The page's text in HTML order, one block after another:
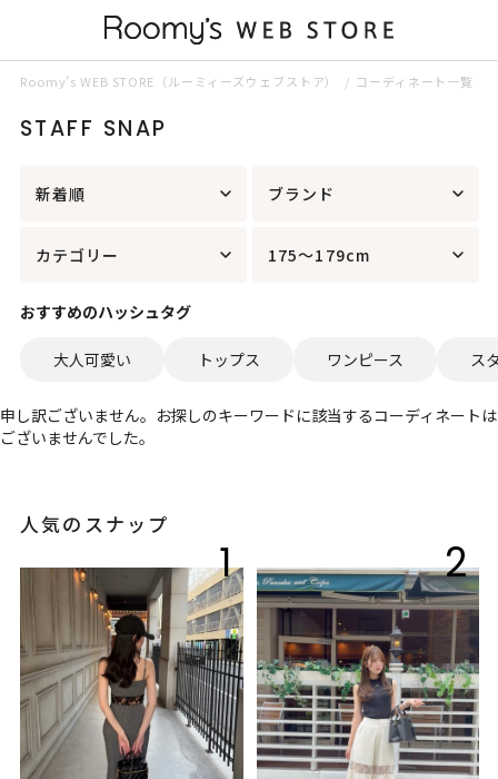
Roomy’s WEB STORE（ルーミィーズウェブストア） コーディネート一覧
STAFF SNAP
新着順 ブランド
カテゴリー 175～179cm
おすすめのハッシュタグ
大人可愛い トップス ワンピース ス
申し訳ございません。お探しのキーワードに該当するコーディネートは
ございませんでした。
人気のスナップ
1 2